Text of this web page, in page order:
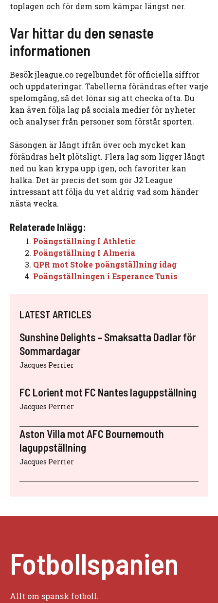
toplagen och för dem som kämpar längst ner.
Var hittar du den senaste
informationen
Besök jleague.co regelbundet för officiella siffror
och uppdateringar. Tabellerna förändras efter varje
spelomgång, så det lönar sig att checka ofta. Du
kan även följa lag på sociala medier för nyheter
och analyser från personer som förstår sporten.
Säsongen är långt ifrån över och mycket kan
förändras helt plötsligt. Flera lag som ligger långt
ned nu kan krypa upp igen, och favoriter kan
halka. Det är precis det som gör J2 League
intressant att följa du vet aldrig vad som händer
nästa vecka.
Relaterade Inlägg:
Poängställning I Athletic
Poängställning I Almeria
QPR mot Stoke poängställning idag
Poängställningen i Esperance Tunis
LATEST ARTICLES
Sunshine Delights – Smaksatta Dadlar för
Sommardagar
Jacques Perrier
FC Lorient mot FC Nantes laguppställning
Jacques Perrier
Aston Villa mot AFC Bournemouth
laguppställning
Jacques Perrier
Fotbollspanien
Allt om spansk fotboll.